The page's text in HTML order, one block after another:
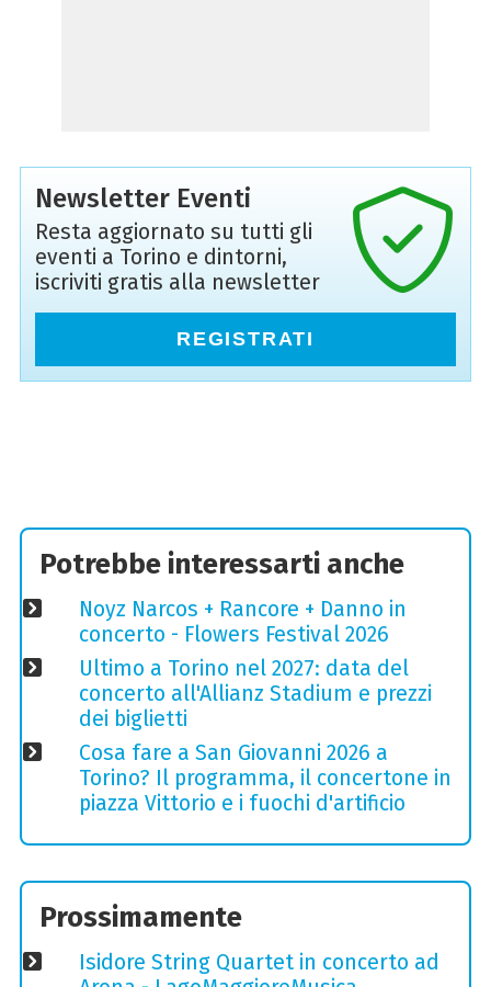
Newsletter Eventi
Resta aggiornato su tutti gli
eventi a Torino e dintorni,
iscriviti gratis alla newsletter
REGISTRATI
Potrebbe interessarti anche
Noyz Narcos + Rancore + Danno in
concerto - Flowers Festival 2026
Ultimo a Torino nel 2027: data del
concerto all'Allianz Stadium e prezzi
dei biglietti
Cosa fare a San Giovanni 2026 a
Torino? Il programma, il concertone in
piazza Vittorio e i fuochi d'artificio
Prossimamente
Isidore String Quartet in concerto ad